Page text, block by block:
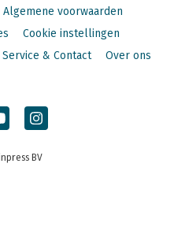
Algemene voorwaarden
Cookie instellingen
Service & Contact Over ons
BV